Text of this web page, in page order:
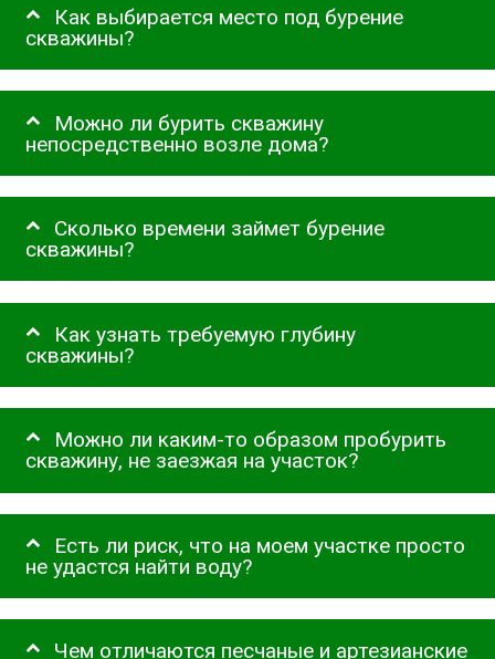
Как выбирается место под бурение
скважины?
Можно ли бурить скважину
непосредственно возле дома?
Сколько времени займет бурение
скважины?
Как узнать требуемую глубину
скважины?
Можно ли каким-то образом пробурить
скважину, не заезжая на участок?
Есть ли риск, что на моем участке просто
не удастся найти воду?
Чем отличаются песчаные и артезианские